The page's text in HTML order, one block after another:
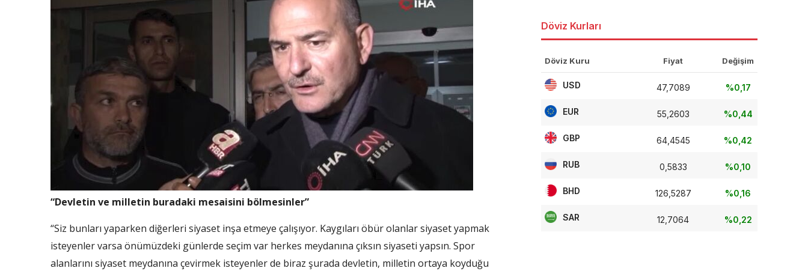
“Devletin ve milletin buradaki mesaisini bölmesinler”
“Siz bunları yaparken diğerleri siyaset inşa etmeye çalışıyor. Kaygıları öbür olanlar siyaset yapmak
isteyenler varsa önümüzdeki günlerde seçim var herkes meydanına çıksın siyaseti yapsın. Spor
alanlarını siyaset meydanına çevirmek isteyenler de biraz şurada devletin, milletin ortaya koyduğu
Döviz Kurları
Döviz Kuru Fiyat Değişim
USD 47,7089 %0,17
EUR 55,2603 %0,44
GBP 64,4545 %0,42
RUB 0,5833 %0,10
BHD 126,5287 %0,16
SAR 12,7064 %0,22